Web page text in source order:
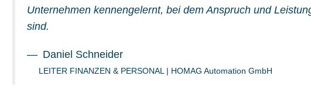
Unternehmen kennengelernt, bei dem Anspruch und
sind.
Daniel Schneider
LEITER FINANZEN & PERSONAL | HOMAG Automation GmbH